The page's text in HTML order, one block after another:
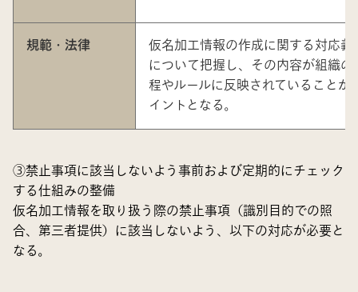
規範・法律
仮名加工情報の作成に関する対応義
について把握し、その内容が組織の
程やルールに反映されていることが
イントとなる。
③禁止事項に該当しないよう事前および定期的にチェック
する仕組みの整備
仮名加工情報を取り扱う際の禁止事項（識別目的での照
合、第三者提供）に該当しないよう、以下の対応が必要と
なる。